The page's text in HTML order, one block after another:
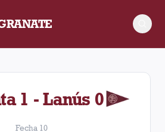
Lanús y Atlanta disputado el
1 - Lanús 0
Fecha 10